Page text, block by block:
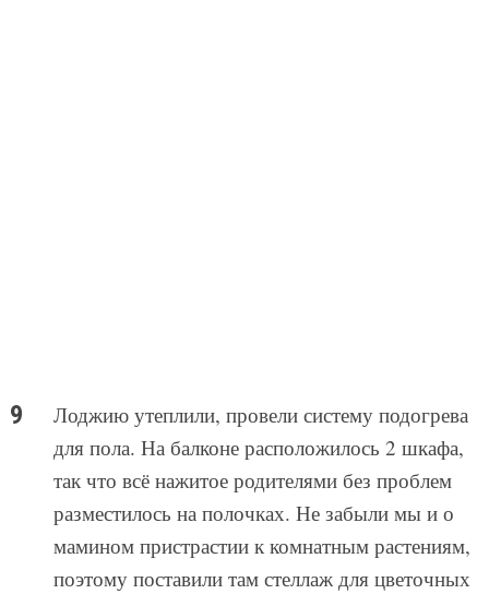
Лоджию утеплили, провели систему подогрева
для пола. На балконе расположилось 2 шкафа,
так что всё нажитое родителями без проблем
разместилось на полочках. Не забыли мы и о
мамином пристрастии к комнатным растениям,
поэтому поставили там стеллаж для цветочных